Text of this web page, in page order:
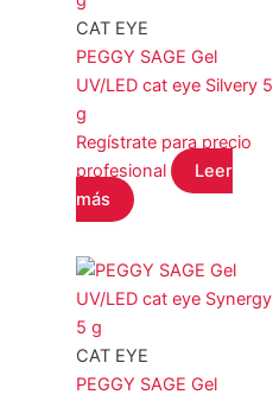
CAT EYE
PEGGY SAGE Gel
UV/LED cat eye Silvery 5
g
Regístrate para precio
profesional
Leer
más
CAT EYE
PEGGY SAGE Gel